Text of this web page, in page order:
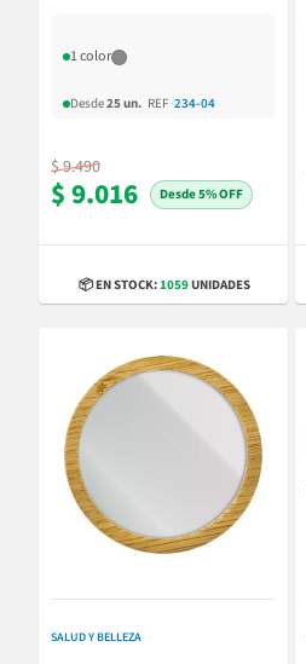
1 color
Desde25 un. REF ·234-04
$ 9.490
$ 9.016 5% OFF
📦 EN STOCK:1059UNIDADES
SALUD Y BELLEZA